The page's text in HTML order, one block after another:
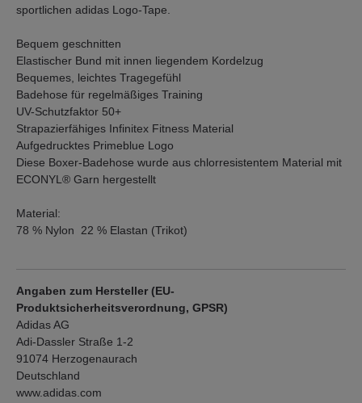
sportlichen adidas Logo-Tape.
Bequem geschnitten
Elastischer Bund mit innen liegendem Kordelzug
Bequemes, leichtes Tragegefühl
Badehose für regelmäßiges Training
UV-Schutzfaktor 50+
Strapazierfähiges Infinitex Fitness Material
Aufgedrucktes Primeblue Logo
Diese Boxer-Badehose wurde aus chlorresistentem Material mit
ECONYL® Garn hergestellt
Material:
78 % Nylon 22 % Elastan (Trikot)
Angaben zum Hersteller (EU-
Produktsicherheitsverordnung, GPSR)
Adidas AG
Adi-Dassler Straße 1-2
91074 Herzogenaurach
Deutschland
www.adidas.com